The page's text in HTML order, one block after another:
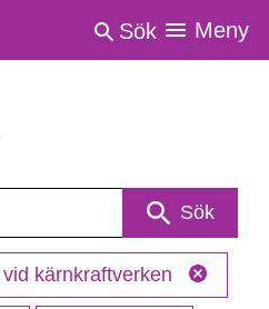
Sök Meny
Sök
kärnkraftverken